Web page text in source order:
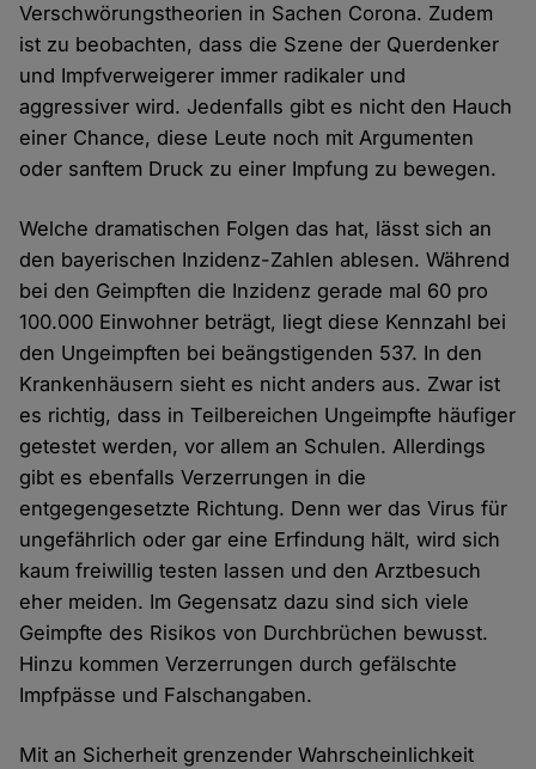
Verschwörungstheorien in Sachen Corona. Zudem
ist zu beobachten, dass die Szene der Querdenker
und Impfverweigerer immer radikaler und
aggressiver wird. Jedenfalls gibt es nicht den Hauch
einer Chance, diese Leute noch mit Argumenten
oder sanftem Druck zu einer Impfung zu bewegen.
Welche dramatischen Folgen das hat, lässt sich an
den bayerischen Inzidenz-Zahlen ablesen. Während
bei den Geimpften die Inzidenz gerade mal 60 pro
100.000 Einwohner beträgt, liegt diese Kennzahl bei
den Ungeimpften bei beängstigenden 537. In den
Krankenhäusern sieht es nicht anders aus. Zwar ist
es richtig, dass in Teilbereichen Ungeimpfte häufiger
getestet werden, vor allem an Schulen. Allerdings
gibt es ebenfalls Verzerrungen in die
entgegengesetzte Richtung. Denn wer das Virus für
ungefährlich oder gar eine Erfindung hält, wird sich
kaum freiwillig testen lassen und den Arztbesuch
eher meiden. Im Gegensatz dazu sind sich viele
Geimpfte des Risikos von Durchbrüchen bewusst.
Hinzu kommen Verzerrungen durch gefälschte
Impfpässe und Falschangaben.
Mit an Sicherheit grenzender Wahrscheinlichkeit